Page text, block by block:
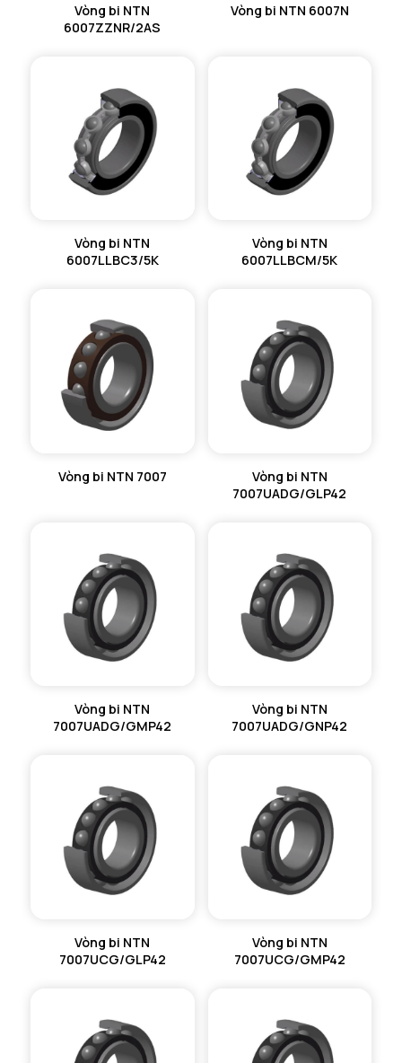
Vòng bi NTN
6007ZZNR/2AS
Vòng bi NTN 6007N
Vòng bi NTN
6007LLBC3/5K
Vòng bi NTN
6007LLBCM/5K
Vòng bi NTN 7007
Vòng bi NTN
7007UADG/GLP42
Vòng bi NTN
7007UADG/GMP42
Vòng bi NTN
7007UADG/GNP42
Vòng bi NTN
7007UCG/GLP42
Vòng bi NTN
7007UCG/GMP42